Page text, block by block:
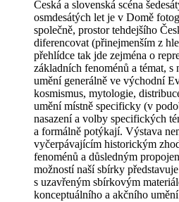
Česká a slovenská scéna
osmdesátých let je v Domě
společně, prostor tehdejšího
diferencovat (přinejmenším z
přehlídce tak jde zejména o
základních fenoménů a témat, s
umění generálně ve východní
kosmismus, mytologie,
umění místně specificky (v
nasazení a volby specifických
a formálně potýkají. Výstava
vyčerpávajícím historickým
fenoménů a důsledným
možností naší sbírky
s uzavřeným sbírkovým
konceptuálního a akčního